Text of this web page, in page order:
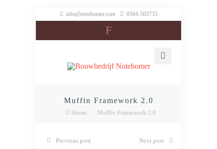
info@notebomer.com 0594-503733
F
Muffin Framework 2.0
Home / Muffin Framework 2.0
Previous post Next post